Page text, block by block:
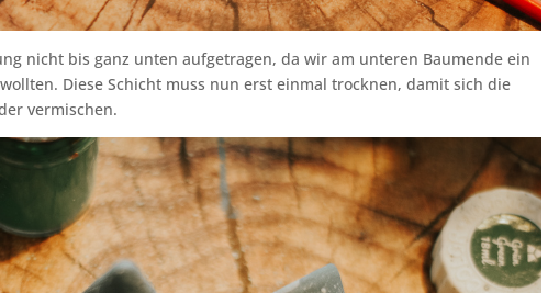
nicht bis ganz unten aufgetragen, da wir am unteren Baumende ein
Diese Schicht muss nun erst einmal trocknen, damit sich die
vermischen.